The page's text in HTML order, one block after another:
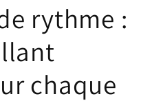
rythme :
chaque